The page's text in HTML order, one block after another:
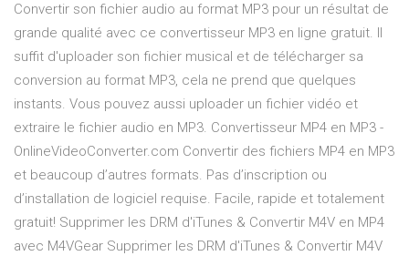
Convertir son fichier audio au format MP3 pour un résultat de
grande qualité avec ce convertisseur MP3 en ligne gratuit. Il
suffit d'uploader son fichier musical et de télécharger sa
conversion au format MP3, cela ne prend que quelques
instants. Vous pouvez aussi uploader un fichier vidéo et
extraire le fichier audio en MP3. Convertisseur MP4 en MP3 -
OnlineVideoConverter.com Convertir des fichiers MP4 en MP3
et beaucoup d’autres formats. Pas d’inscription ou
d’installation de logiciel requise. Facile, rapide et totalement
gratuit! Supprimer les DRM d'iTunes & Convertir M4V en MP4
avec M4VGear Supprimer les DRM d'iTunes & Convertir M4V